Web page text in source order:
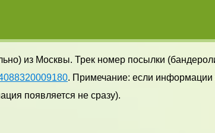
из Москвы. Трек номер посылки
. Примечание: если информации
появляется не сразу).